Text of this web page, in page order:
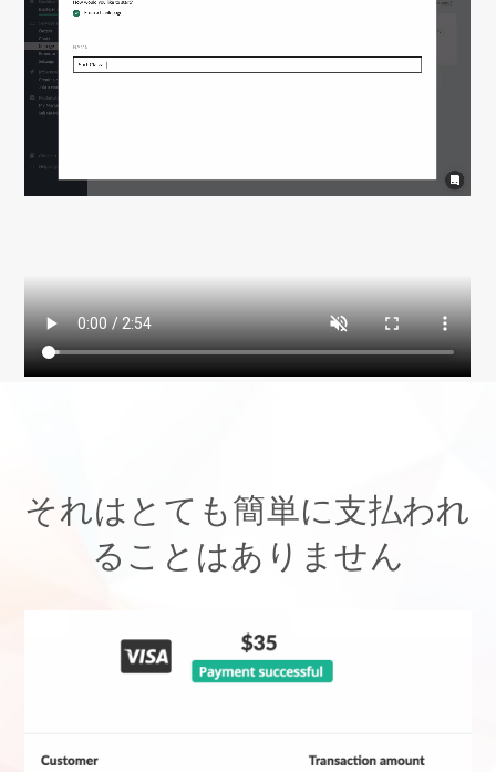
それはとても簡単に支払われ
ることはありません